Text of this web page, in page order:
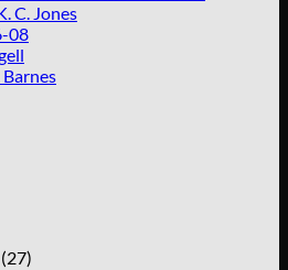
C. Jones
08
(27)